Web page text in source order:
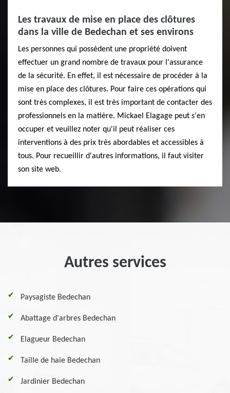
Les travaux de mise en place des clôtures
dans la ville de Bedechan et ses environs
Les personnes qui possèdent une propriété doivent
effectuer un grand nombre de travaux pour l'assurance
de la sécurité. En effet, il est nécessaire de procéder à la
mise en place des clôtures. Pour faire ces opérations qui
sont très complexes, il est très important de contacter des
professionnels en la matière. Mickael Elagage peut s'en
occuper et veuillez noter qu'il peut réaliser ces
interventions à des prix très abordables et accessibles à
tous. Pour recueillir d'autres informations, il faut visiter
son site web.
Autres services
Paysagiste Bedechan
Abattage d'arbres Bedechan
Elagueur Bedechan
Taille de haie Bedechan
Jardinier Bedechan